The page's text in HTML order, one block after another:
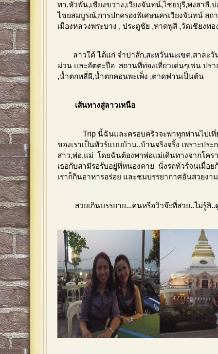
ทา,หัวพัน,เชียงขวาง,เวียงจันทน์,ไชยบุรี,พงสาลี,
ไชยสมบูรณ์,การปกครองพิเศษนครเวียงจันทน์ สถ
เมืองหลวงพระบาง , ประตูชัย ,ทาดพูสี ,วัดเชียงท
ลาวใต้ ได้แก่ จำปาสัก,สะหวันนะเขต,สาละวัน
ม่วน และอัตตะปือ สถานที่ท่องเที่ยวเด่นๆเช่น ปร
,น้ำตกหลี่ผี,น้ำตกคอนพะเพ็ง ,ตาดฟานเป็นต้น
เส้นทางสู่ลาวเหนือ
Trip นี้ฉันและครอบครัวจะพาทุกท่านไปเ
ของเราเป็นทัวร์แบบบ้าน..บ้านจริงจริ้ง เพราะปร
สาว,พ่อ,แม่ โดยฉันต้องพาพ่อแม่เดินทางจากโค
เธอกับสามีรอรับอยู่ที่หนองคาย นั่งรถทัวร์จนเมื่อ
เราก็กินอาหารอร่อย และชมบรรยากาศอันสวยงา
สวยเกินบรรยาย...คนหรือวิวจ๊ะที่สวย..ไม่รู้สิ..ดู